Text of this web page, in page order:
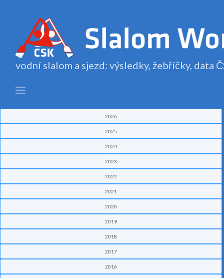
vodní slalom a sjezd: výsledky, žebříčky, data
2026
2025
2024
2023
2022
2021
2020
2019
2018
2017
2016